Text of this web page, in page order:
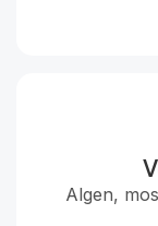
Algen,